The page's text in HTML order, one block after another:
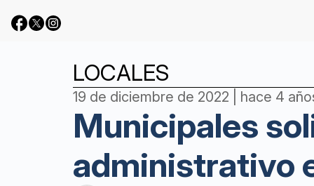
LOCALES
19 de diciembre de 2022 | hace 4
Municipales
administrativo